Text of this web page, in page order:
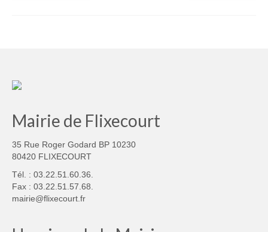
Mairie de Flixecourt
35 Rue Roger Godard BP 10230
80420 FLIXECOURT
Tél. : 03.22.51.60.36.
Fax : 03.22.51.57.68.
mairie@flixecourt.fr